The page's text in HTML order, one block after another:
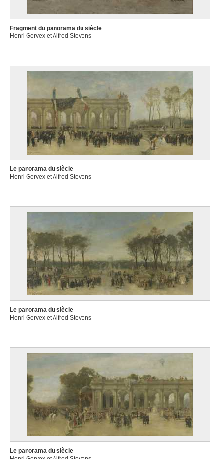
Fragment du panorama du siècle
Henri Gervex et Alfred Stevens
Le panorama du siècle
Henri Gervex et Alfred Stevens
Le panorama du siècle
Henri Gervex et Alfred Stevens
Le panorama du siècle